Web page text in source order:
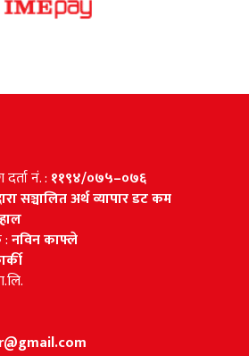
नं. : ११९४/०७५–०७६
सञ्चालित अर्थ व्यापार डट कम
:नविन काफ्ले